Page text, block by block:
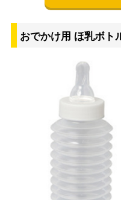
おでかけ用 ほ乳ボト